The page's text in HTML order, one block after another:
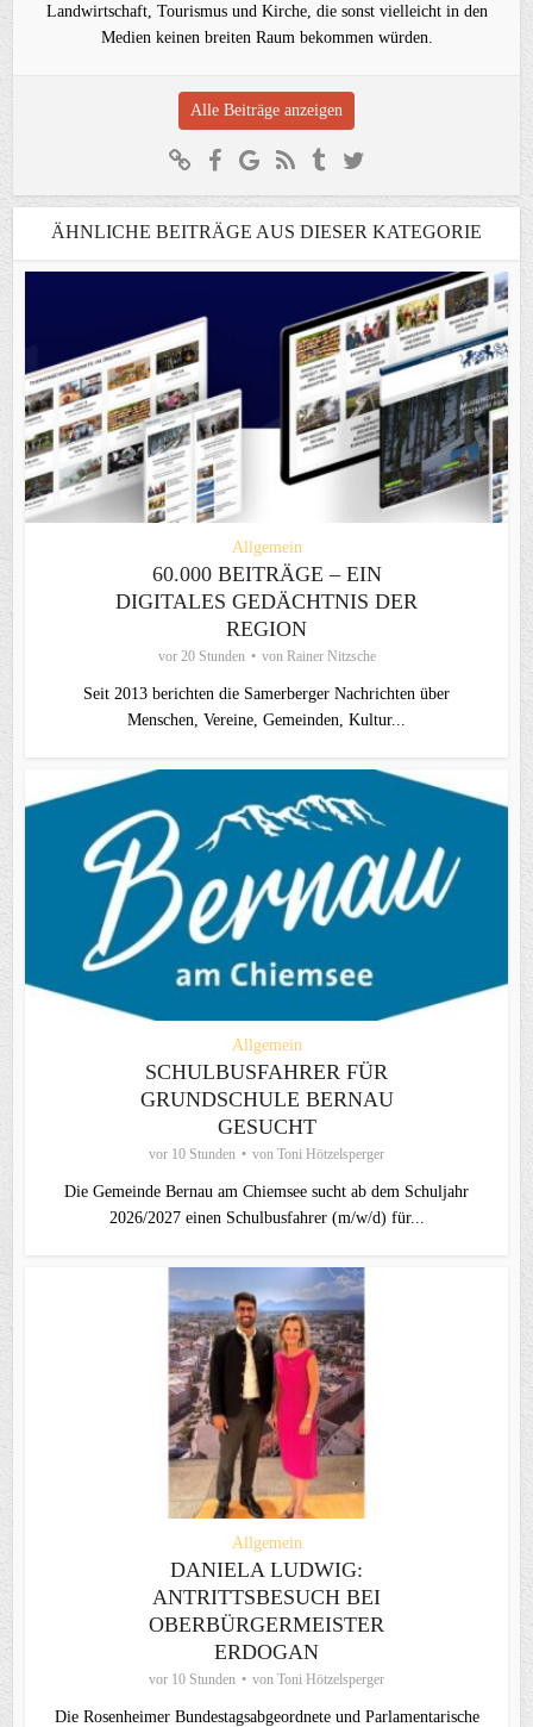
Landwirtschaft, Tourismus und Kirche, die sonst vielleicht in den
Medien keinen breiten Raum bekommen würden.
Alle Beiträge anzeigen
ÄHNLICHE BEITRÄGE AUS DIESER KATEGORIE
Allgemein
60.000 BEITRÄGE – EIN
DIGITALES GEDÄCHTNIS DER
REGION
vor 20 Stunden von Rainer Nitzsche
Seit 2013 berichten die Samerberger Nachrichten über
Menschen, Vereine, Gemeinden, Kultur...
Allgemein
SCHULBUSFAHRER FÜR
GRUNDSCHULE BERNAU
GESUCHT
vor 10 Stunden von Toni Hötzelsperger
Die Gemeinde Bernau am Chiemsee sucht ab dem Schuljahr
2026/2027 einen Schulbusfahrer (m/w/d) für...
Allgemein
DANIELA LUDWIG:
ANTRITTSBESUCH BEI
OBERBÜRGERMEISTER
ERDOGAN
vor 10 Stunden von Toni Hötzelsperger
Die Rosenheimer Bundestagsabgeordnete und Parlamentarische